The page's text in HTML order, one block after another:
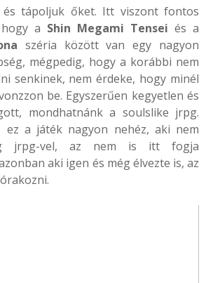
és tápoljuk őket. Itt viszont fontos
a Shin Megami Tensei és a
széria között van egy nagyon
mégpedig, hogy a korábbi nem
senkinek, nem érdeke, hogy minél
be. Egyszerűen kegyetlen és
mondhatnánk a soulslike jrpg.
ez a játék nagyon nehéz, aki nem
jrpg-vel, az nem is itt fogja
aki igen és még élvezte is, az